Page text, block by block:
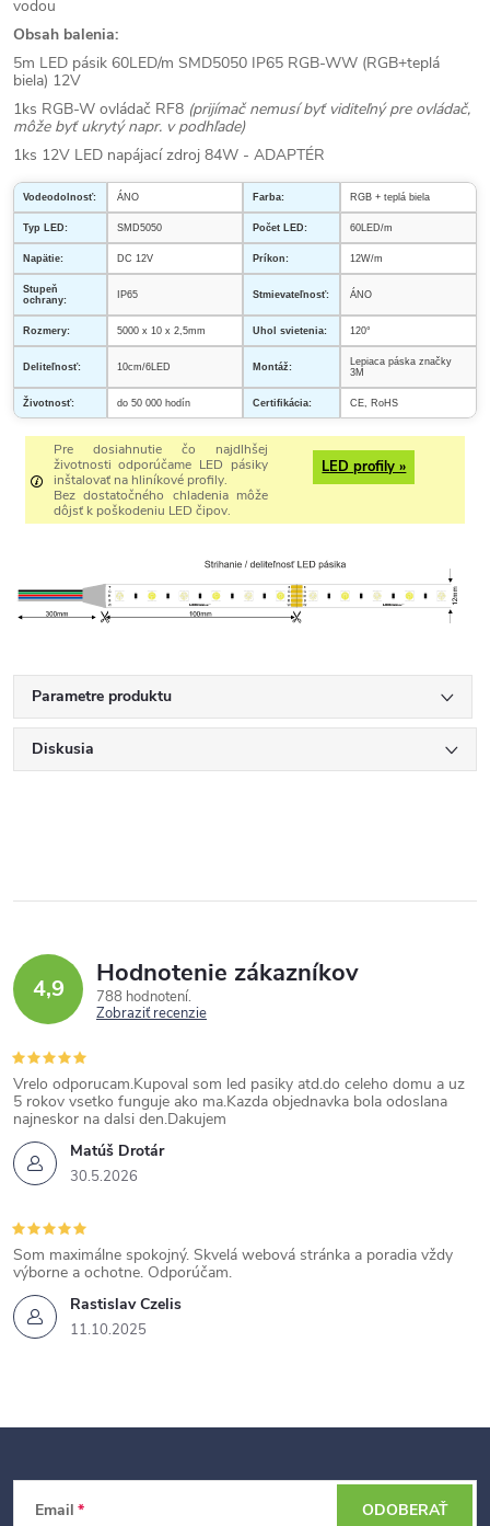
vodou
Obsah balenia:
5m LED pásik 60LED/m SMD5050 IP65 RGB-WW (RGB+teplá
biela) 12V
1ks RGB-W ovládač RF8 (prijímač nemusí byť viditeľný pre ovládač,
môže byť ukrytý napr. v podhľade)
1ks 12V LED napájací zdroj 84W - ADAPTÉR
Vodeodolnosť: ÁNO Farba: RGB + teplá biela
Typ LED: SMD5050 Počet LED: 60LED/m
Napätie: DC 12V Príkon: 12W/m
Stupeň
ochrany:
IP65 Stmievateľnosť: ÁNO
Rozmery: 5000 x 10 x 2,5mm Uhol svietenia: 120°
Deliteľnosť: 10cm/6LED Montáž:
Lepiaca páska značky
3M
Životnosť: do 50 000 hodín Certifikácia: CE, RoHS
Pre dosiahnutie čo najdlhšej
životnosti odporúčame LED pásiky
inštalovať na hliníkové profily.
Bez dostatočného chladenia môže
dôjsť k poškodeniu LED čipov.
LED profily »
Parametre produktu
Diskusia
4,9 Hodnotenie zákazníkov
788 hodnotení
Zobraziť recenzie
Matúš Drotár
30.5.2026
Vrelo odporucam.Kupoval som led pasiky atd.do celeho domu a uz
5 rokov vsetko funguje ako ma.Kazda objednavka bola odoslana
najneskor na dalsi den.Dakujem
Rastislav Czelis
11.10.2025
Som maximálne spokojný. Skvelá webová stránka a poradia vždy
výborne a ochotne. Odporúčam.
Email ODOBERAŤ